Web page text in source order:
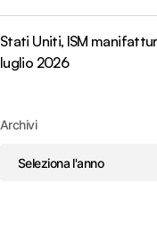
Stati Uniti, ISM
luglio 2026
Archivi